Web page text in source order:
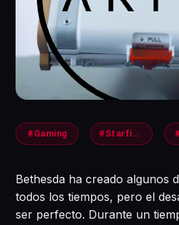
#Gaming #Starfield
Bethesda ha creado algunos
todos los tiempos, pero el
ser perfecto. Durante un